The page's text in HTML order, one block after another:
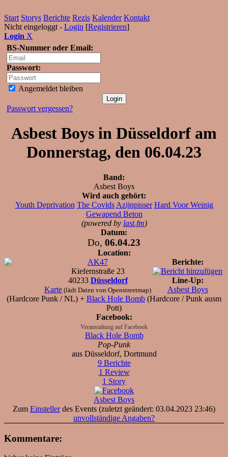
Start Storys Berichte Rezis Kalender Kontakt
Nicht eingeloggt - Login [Registrieren]
Login X
BS-Nummer oder Email:
Passwort:
Angemeldet bleiben
Passwort vergessen?
Asbest Boys in Düsseldorf am
Donnerstag, den 06.04.23
Band:
Asbest Boys
Wird auch gehört:
Youth Deprivation The Covids Azijnpisser Hard Voor Weinig
Gewapend Beton
(powered by last.fm)
Datum:
Do, 06.04.23
Location:
AK47
Kiefernstraße 23
40233 Düsseldorf
Karte (lädt Daten von Openstreetmap)
Berichte:
Line-Up:
Asbest Boys
(Hardcore Punk / NL) + Black Hole Bomb (Hardcore / Punk ausm
Pott)
Facebook:
Veranstaltung auf Facebook
Black Hole Bomb
Pop-Punk
aus Düsseldorf, Dortmund
9 Berichte
1 Review
1 Story
Asbest Boys
Zum Einstellerdes Events (zuletzt geändert: 03.04.2023 23:46)
unvollständige Angaben?
Kommentare: